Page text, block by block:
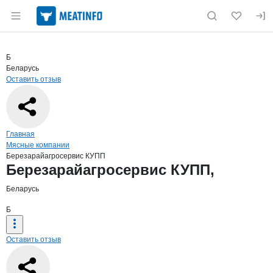
Раздел навигации по сайту meatinfo.ru
Страница компании
Страница компании
Краткая информация о компании
Б
Беларусь
Оставить отзыв
Навигация по сайту
Главная
Мясные компании
Березарайагросервис КУПП
Основная информация о компании
Березарайагросервис КУПП,
Беларусь
Б
Оставить отзыв